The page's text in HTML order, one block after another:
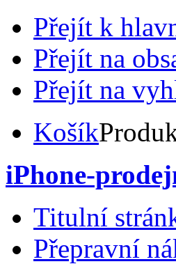
Přejít k
Přejít na
Přejít na
Košík
iPhone-
Titulní
Přepravní